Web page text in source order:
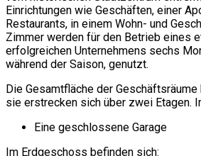
Einrichtungen wie Geschäften, einer
Restaurants, in einem Wohn- und
Zimmer werden für den Betrieb eines
erfolgreichen Unternehmens sechs
während der Saison, genutzt.
Die Gesamtfläche der
sie erstrecken sich über zwei Etagen.
Eine geschlossene Garage
Im Erdgeschoss befinden sich: